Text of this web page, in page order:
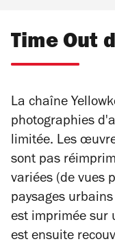
Time Out
La chaîne
photographies
limitée. Les
sont pas
variées (de vues
paysages
est imprimée sur
est ensuite